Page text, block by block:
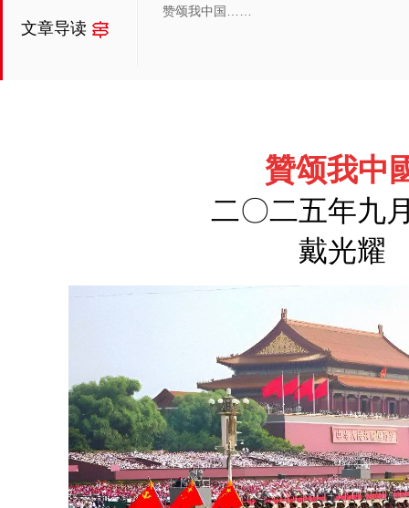
文章导读
赞颂我中国……
贊颂我中
二〇二五年九
戴光耀